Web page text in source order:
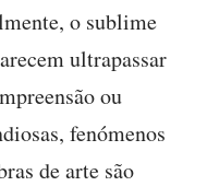
o sublime
ultrapassar
ou
fenómenos
de arte são